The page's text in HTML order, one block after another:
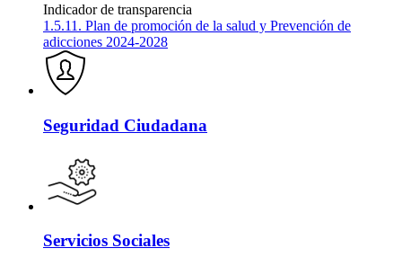
Indicador de transparencia
1.5.11. Plan de promoción de la salud y Prevención de
adicciones 2024-2028
Seguridad Ciudadana
Servicios Sociales